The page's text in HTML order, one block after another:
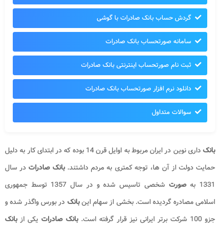
گردش حساب بانک صادرات با گوشی
سامانه صورتحساب بانک صادرات
ثبت نام صورتحساب اینترنتی بانک صادرات
دانلود نرم افزار صورتحساب بانک صادرات
سوالات متداول
بانک
داری نوین در ایران مربوط به اوایل قرن 14 بوده که در ابتدای کار به دلیل
حمایت دولت از آن ها، توجه کمتری به مردم داشتند.بانک صادرات در سال
1331 به
صورت
شخصی تاسیس شده و در سال 1357 توسط جمهوری
اسلامی مصادره گردیده است. بخشی از سهام اینبانک در بورس واگذر شده و
جزو 100 شرکت برتر ایرانی نیز قرار گرفته است.
بانک صادرات یکی ازبانک